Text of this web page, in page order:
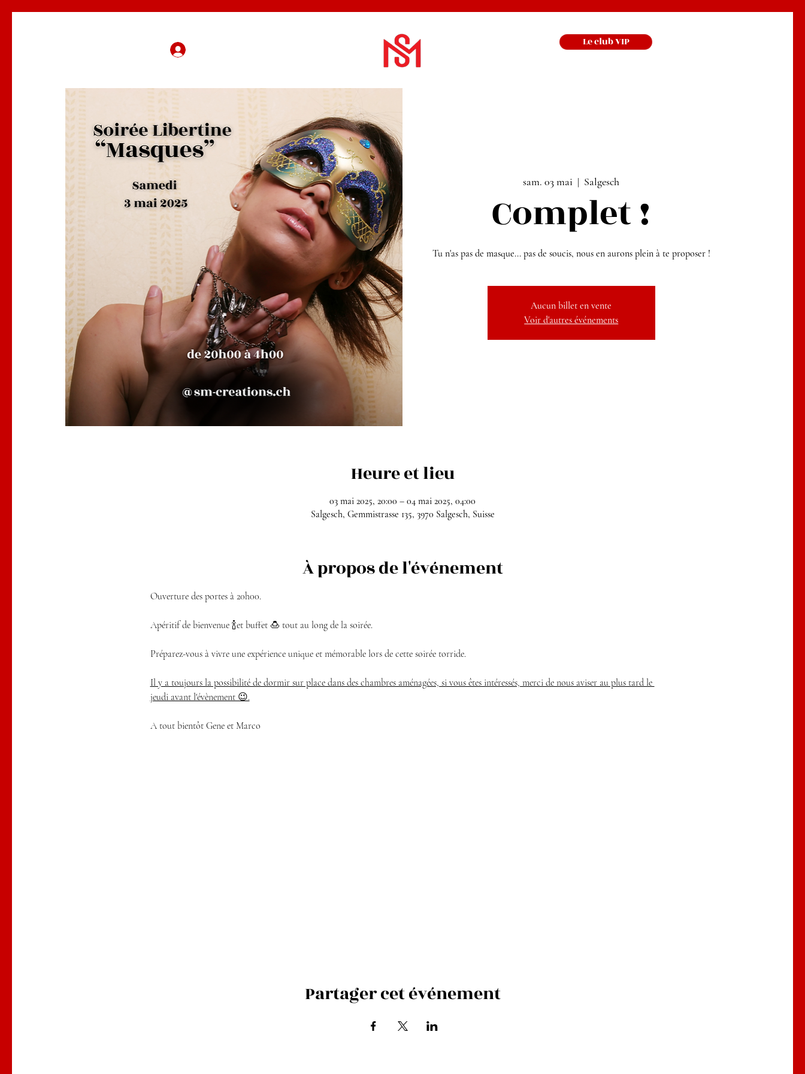
Le club VIP
sam. 03 mai
  |
Salgesch
Complet !
Tu n'as pas de masque... pas de soucis, nous en aurons plein à te proposer !
Aucun billet en vente
Voir d'autres événements
Heure et lieu
03 mai 2025, 20:00 – 04 mai 2025, 04:00
Salgesch, Gemmistrasse 135, 3970 Salgesch, Suisse
À propos de l'événement
Ouverture des portes à 20h00.
Apéritif de bienvenue 🍾et buffet 🍮 tout au long de la soirée.
Préparez-vous à vivre une expérience unique et mémorable lors de cette soirée torride.
Il y a toujours la possibilité de dormir sur place dans des chambres aménagées, si vous êtes intéressés, merci de nous aviser au plus tard le
jeudi avant l'évènement 😉.
A tout bientôt Gene et Marco
Partager cet événement